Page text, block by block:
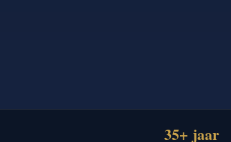
35+ jaar